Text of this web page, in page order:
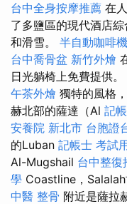
台中全身按摩推薦 在
了多鹽區的現代酒店
和滑雪。 半自動咖啡機
台中喬骨盆 新竹外燴
日光躺椅上免費提供。
午茶外燴 獨特的風格
赫北部的薩達（Al 記
安養院 新北市 台胞證
的Luban 記帳士 考試
Al-Mugshail 台中整復
學 Coastline，
中醫 整骨 附近是薩拉